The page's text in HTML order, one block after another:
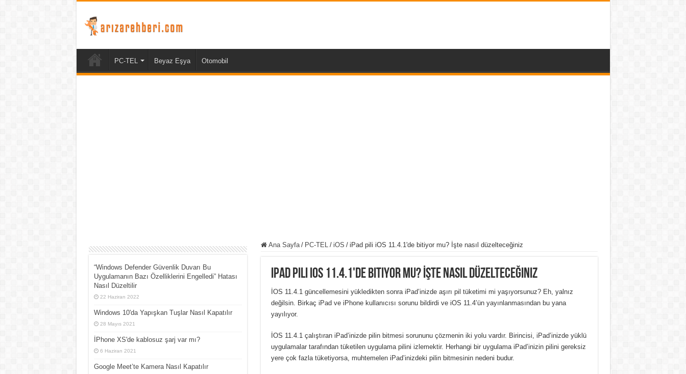
PC-TEL Beyaz Eşya Otomobil
Ana Sayfa / PC-TEL / iOS / iPad pili iOS 11.4.1'de bitiyor mu? İşte nasıl düzelteceğiniz
iPad pili iOS 11.4.1'de bitiyor mu? İşte nasıl düzelteceğiniz
İOS 11.4.1 güncellemesini yükledikten sonra iPad’inizde aşırı pil tüketimi mi yaşıyorsunuz? Eh, yalnız
değilsin. Birkaç iPad ve iPhone kullanıcısı sorunu bildirdi ve iOS 11.4’ün yayınlanmasından bu yana
yayılıyor.
İOS 11.4.1 çalıştıran iPad’inizde pilin bitmesi sorununu çözmenin iki yolu vardır. Birincisi, iPad’inizde yüklü
uygulamalar tarafından tüketilen uygulama pilini izlemektir. Herhangi bir uygulama iPad’inizin pilini gereksiz
yere çok fazla tüketiyorsa, muhtemelen iPad’inizdeki pilin bitmesinin nedeni budur.
“Windows Defender Güvenlik Duvarı Bu
Uygulamanın Bazı Özelliklerini Engelledi” Hatası
Nasıl Düzeltilir
22 Haziran 2022
Windows 10'da Yapışkan Tuşlar Nasıl Kapatılır
28 Mayıs 2021
İPhone XS'de kablosuz şarj var mı?
6 Haziran 2021
Google Meet’te Kamera Nasıl Kapatılır